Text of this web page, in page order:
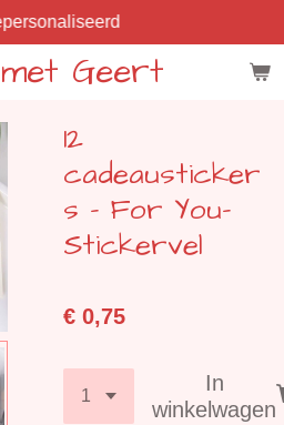
Geert
12
cadeausticker
s - For You-
Stickervel
€ 0,75
In
winkelwagen